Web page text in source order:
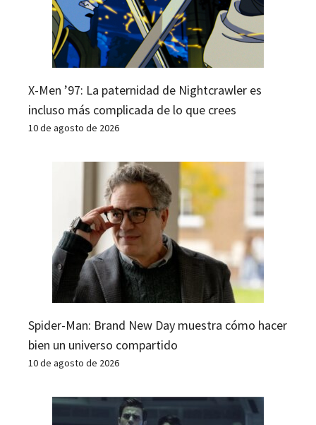
X-Men ’97: La paternidad de Nightcrawler es
incluso más complicada de lo que crees
10 de agosto de 2026
Spider-Man: Brand New Day muestra cómo hacer
bien un universo compartido
10 de agosto de 2026